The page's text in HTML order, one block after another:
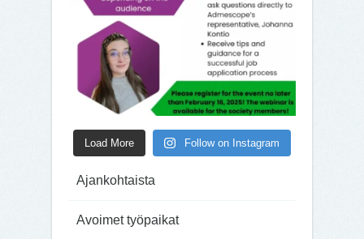
Load More Follow on Instagram
Ajankohtaista
Avoimet työpaikat